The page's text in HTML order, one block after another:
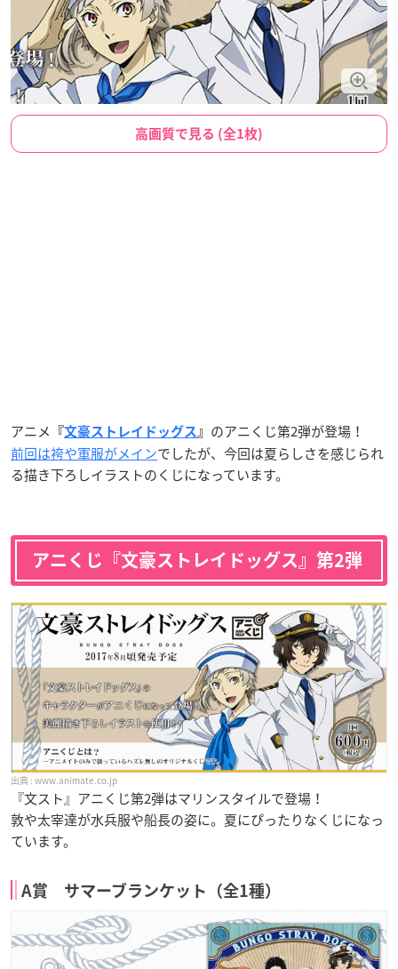
高画質で見る (全1枚)
アニメ 『文豪ストレイドッグス 』 のアニくじ第2弾が登場！
前回は袴や軍服がメインでしたが、今回は夏らしさを感じられ
る描き下ろしイラストのくじになっています。
アニくじ『文豪ストレイドッグス』第2弾
www.animate.co.jp
『文スト』アニくじ第2弾はマリンスタイルで登場！
敦や太宰達が水兵服や船長の姿に。夏にぴったりなくじになっ
ています。
A賞 サマーブランケット（全1種）